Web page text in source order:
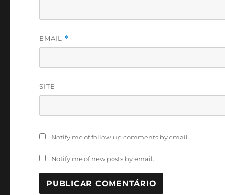
EMAIL *
SITE
Notify me of follow-up comments by email.
Notify me of new posts by email.